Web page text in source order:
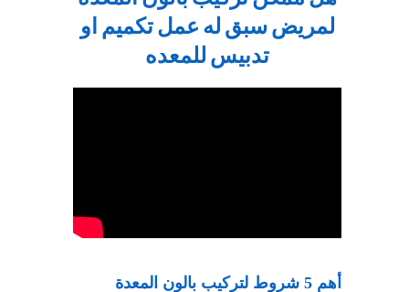
لمريض سبق له عمل تكميم او
تدبيس للمعده
أهم 5 شروط لتركيب بالون المعدة